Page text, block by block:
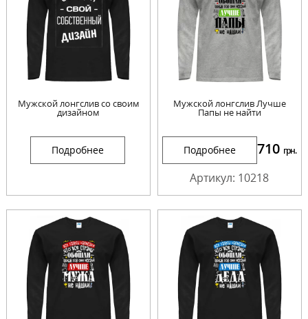
Мужской лонгслив со своим
дизайном
Подробнее
Мужской лонгслив Лучше
Папы не найти
Подробнее 710 грн.
Артикул: 10218